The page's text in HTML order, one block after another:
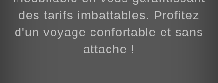
des tarifs imbattables. Profitez
d'un voyage confortable et sans
attache !